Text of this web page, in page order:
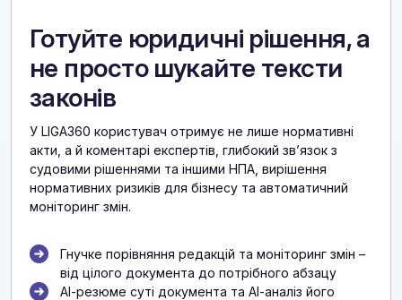
Готуйте юридичні рішення, а
не просто шукайте тексти
законів
У LIGA360 користувач отримує не лише нормативні
акти, а й коментарі експертів, глибокий звʼязок з
судовими рішеннями та іншими НПА, вирішення
нормативних ризиків для бізнесу та автоматичний
моніторинг змін.
Гнучке порівняння редакцій та моніторинг змін –
від цілого документа до потрібного абзацу
АІ-резюме суті документа та АІ-аналіз його